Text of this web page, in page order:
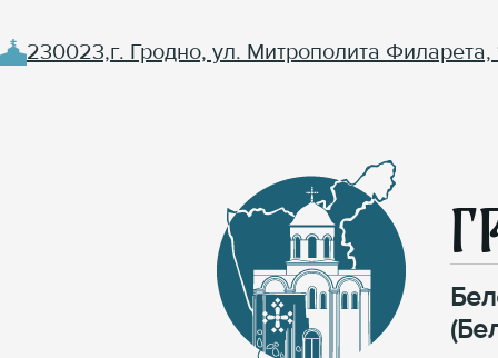
230023,г. Гродно, ул. Митрополита Филарета,